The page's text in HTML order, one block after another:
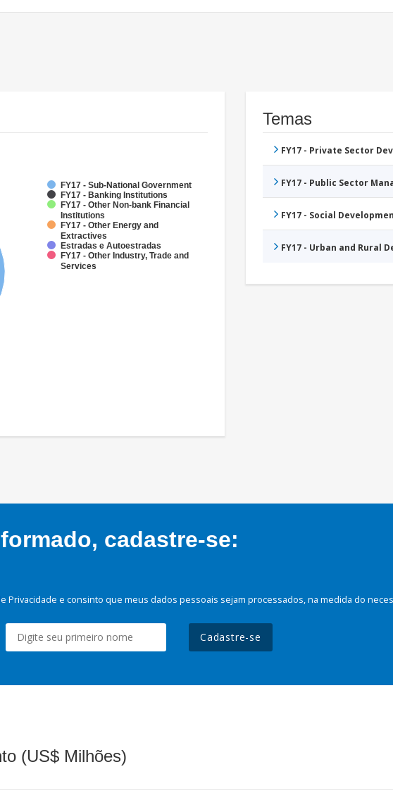
FY17 - Sub-National Government
FY17 - Banking Institutions
FY17 - Other Non-bank Financial
Institutions
FY17 - Other Energy and
Extractives
Estradas e Autoestradas
FY17 - Other Industry, Trade and
Services
Temas
FY17 - Private Sector
FY17 - Public Sector
FY17 - Social
FY17 - Urban and Rural
cadastre-se:
Privacidade e consinto que meus dados pessoais sejam processados, na medida do
Cadastre-se
(US$ Milhões)